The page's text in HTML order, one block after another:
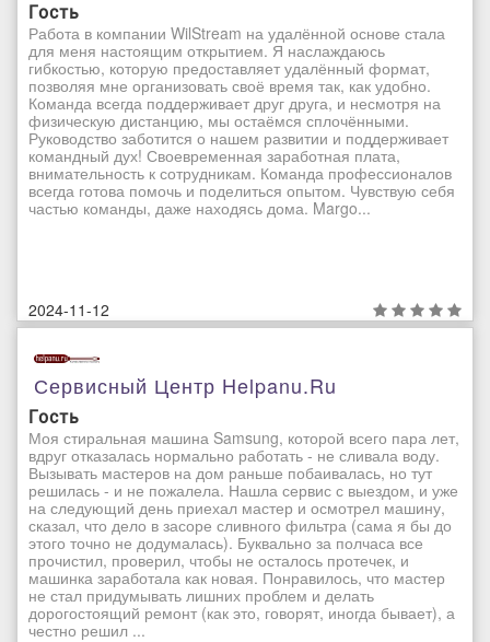
Гость
Работа в компании WilStream на удалённой основе стала
для меня настоящим открытием. Я наслаждаюсь
гибкостью, которую предоставляет удалённый формат,
позволяя мне организовать своё время так, как удобно.
Команда всегда поддерживает друг друга, и несмотря на
физическую дистанцию, мы остаёмся сплочёнными.
Руководство заботится о нашем развитии и поддерживает
командный дух! Своевременная заработная плата,
внимательность к сотрудникам. Команда профессионалов
всегда готова помочь и поделиться опытом. Чувствую себя
частью команды, даже находясь дома. Margo...
2024-11-12
Сервисный Центр Helpanu.ru
Гость
Моя стиральная машина Samsung, которой всего пара лет,
вдруг отказалась нормально работать - не сливала воду.
Вызывать мастеров на дом раньше побаивалась, но тут
решилась - и не пожалела. Нашла сервис с выездом, и уже
на следующий день приехал мастер и осмотрел машину,
сказал, что дело в засоре сливного фильтра (сама я бы до
этого точно не додумалась). Буквально за полчаса все
прочистил, проверил, чтобы не осталось протечек, и
машинка заработала как новая. Понравилось, что мастер
не стал придумывать лишних проблем и делать
дорогостоящий ремонт (как это, говорят, иногда бывает), а
честно решил ...